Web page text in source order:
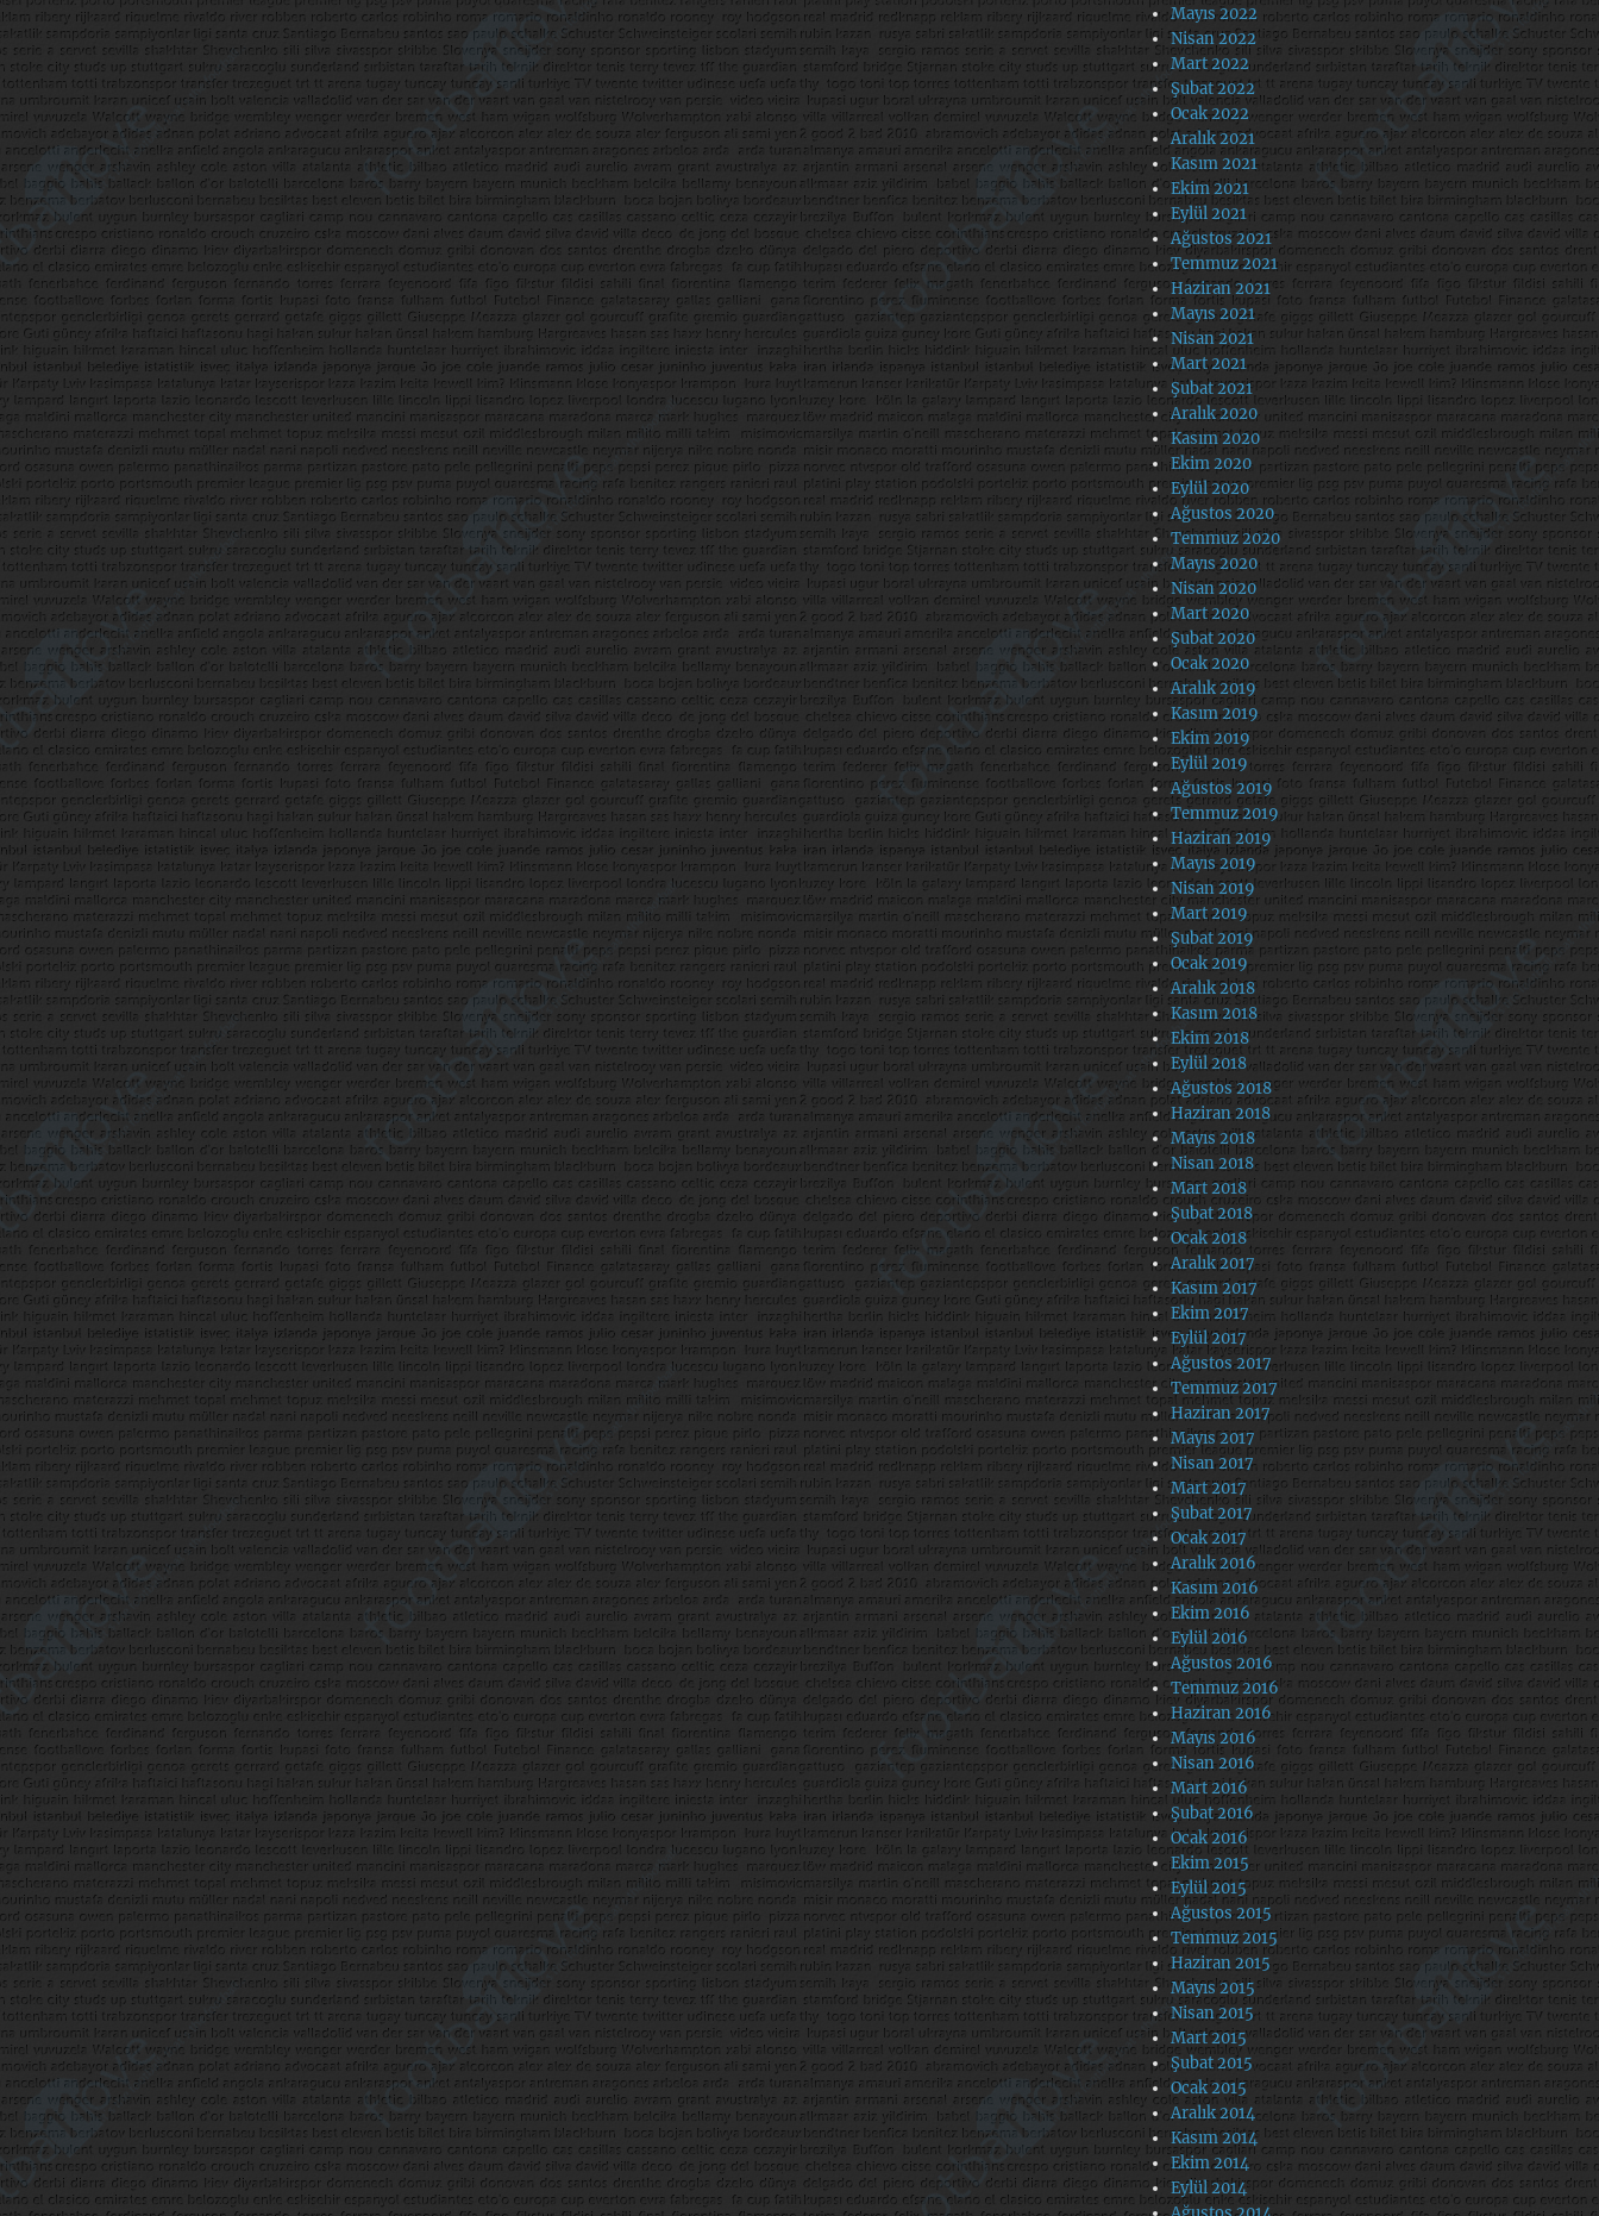
Mayıs 2022
Nisan 2022
Mart 2022
Şubat 2022
Ocak 2022
Aralık 2021
Kasım 2021
Ekim 2021
Eylül 2021
Ağustos 2021
Temmuz 2021
Haziran 2021
Mayıs 2021
Nisan 2021
Mart 2021
Şubat 2021
Aralık 2020
Kasım 2020
Ekim 2020
Eylül 2020
Ağustos 2020
Temmuz 2020
Mayıs 2020
Nisan 2020
Mart 2020
Şubat 2020
Ocak 2020
Aralık 2019
Kasım 2019
Ekim 2019
Eylül 2019
Ağustos 2019
Temmuz 2019
Haziran 2019
Mayıs 2019
Nisan 2019
Mart 2019
Şubat 2019
Ocak 2019
Aralık 2018
Kasım 2018
Ekim 2018
Eylül 2018
Ağustos 2018
Haziran 2018
Mayıs 2018
Nisan 2018
Mart 2018
Şubat 2018
Ocak 2018
Aralık 2017
Kasım 2017
Ekim 2017
Eylül 2017
Ağustos 2017
Temmuz 2017
Haziran 2017
Mayıs 2017
Nisan 2017
Mart 2017
Şubat 2017
Ocak 2017
Aralık 2016
Kasım 2016
Ekim 2016
Eylül 2016
Ağustos 2016
Temmuz 2016
Haziran 2016
Mayıs 2016
Nisan 2016
Mart 2016
Şubat 2016
Ocak 2016
Ekim 2015
Eylül 2015
Ağustos 2015
Temmuz 2015
Haziran 2015
Mayıs 2015
Nisan 2015
Mart 2015
Şubat 2015
Ocak 2015
Aralık 2014
Kasım 2014
Ekim 2014
Eylül 2014